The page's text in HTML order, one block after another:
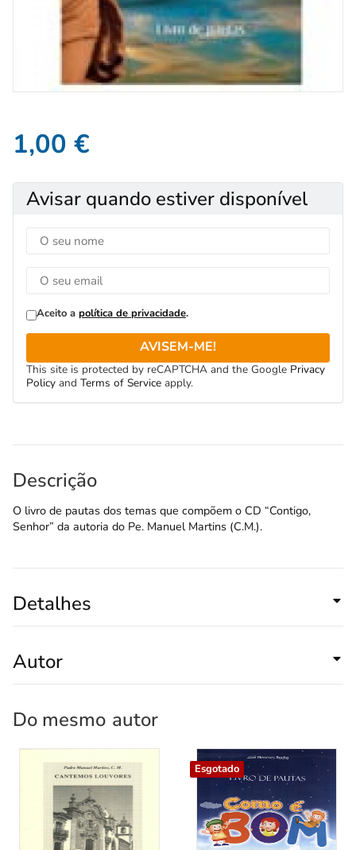
1,00 €
Avisar quando estiver disponível
Aceito a política de privacidade.
AVISEM-ME!
This site is protected by reCAPTCHA and the Google Privacy
Policy and Terms of Service apply.
Descrição
O livro de pautas dos temas que compõem o CD “Contigo,
Senhor” da autoria do Pe. Manuel Martins (C.M.).
Detalhes
Autor
Do mesmo autor
Esgotado